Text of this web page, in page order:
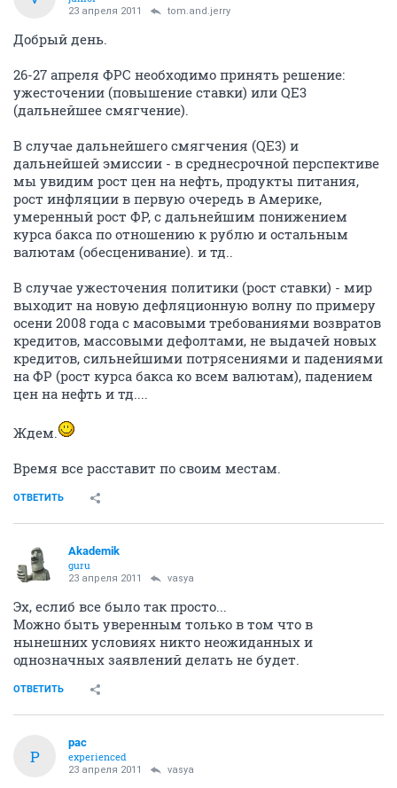
23 апреля 2011 tom.and.jerry
Добрый день.
26-27 апреля ФРС необходимо принять решение:
ужесточении (повышение ставки) или QE3
(дальнейшее смягчение).
В случае дальнейшего смягчения (QE3) и
дальнейшей эмиссии - в среднесрочной перспективе
мы увидим рост цен на нефть, продукты питания,
рост инфляции в первую очередь в Америке,
умеренный рост ФР, с дальнейшим понижением
курса бакса по отношению к рублю и остальным
валютам (обесценивание). и тд..
В случае ужесточения политики (рост ставки) - мир
выходит на новую дефляционную волну по примеру
осени 2008 года с масовыми требованиями возвратов
кредитов, массовыми дефолтами, не выдачей новых
кредитов, сильнейшими потрясениями и падениями
на ФР (рост курса бакса ко всем валютам), падением
цен на нефть и тд....
Ждем.
Время все расставит по своим местам.
ОТВЕТИТЬ
Akademik
guru
23 апреля 2011 vasya
Эх, еслиб все было так просто...
Можно быть уверенным только в том что в
нынешних условиях никто неожиданных и
однозначных заявлений делать не будет.
ОТВЕТИТЬ
P
pac
experienced
23 апреля 2011 vasya